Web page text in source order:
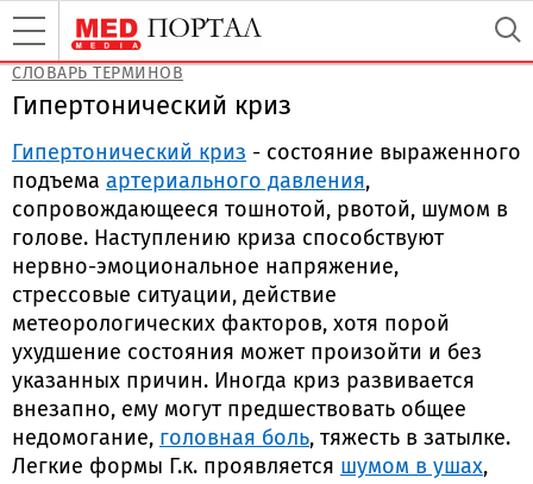
СЛОВАРЬ ТЕРМИНОВ
Гипертонический криз
Гипертонический криз - состояние выраженного
подъема артериального давления,
сопровождающееся тошнотой, рвотой, шумом в
голове. Наступлению криза способствуют
нервно-эмоциональное напряжение,
стрессовые ситуации, действие
метеорологических факторов, хотя порой
ухудшение состояния может произойти и без
указанных причин. Иногда криз развивается
внезапно, ему могут предшествовать общее
недомогание, головная боль, тяжесть в затылке.
Легкие формы Г.к. проявляется шумом в ушах,